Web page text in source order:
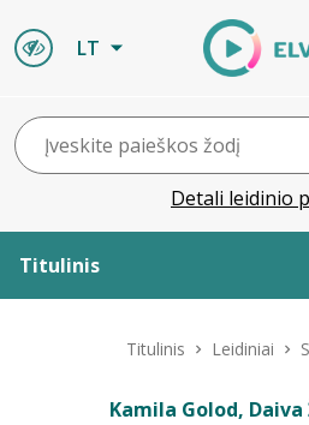
LT
Detali leidinio
Titulinis
Titulinis Leidiniai
Kamila Golod,